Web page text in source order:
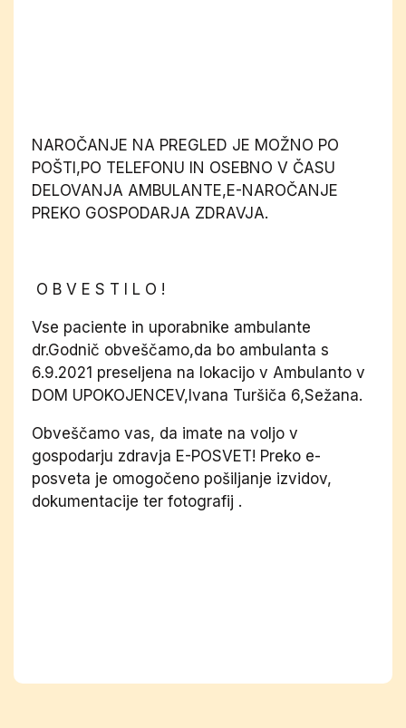
NAROČANJE NA PREGLED JE MOŽNO PO
POŠTI,PO TELEFONU IN OSEBNO V ČASU
DELOVANJA AMBULANTE,E-NAROČANJE
PREKO GOSPODARJA ZDRAVJA.
O B V E S T I L O !
Vse paciente in uporabnike ambulante
dr.Godnič obveščamo,da bo ambulanta s
6.9.2021 preseljena na lokacijo v Ambulanto v
DOM UPOKOJENCEV,Ivana Turšiča 6,Sežana.
Obveščamo vas, da imate na voljo v
gospodarju zdravja E-POSVET! Preko e-
posveta je omogočeno pošiljanje izvidov,
dokumentacije ter fotografij .